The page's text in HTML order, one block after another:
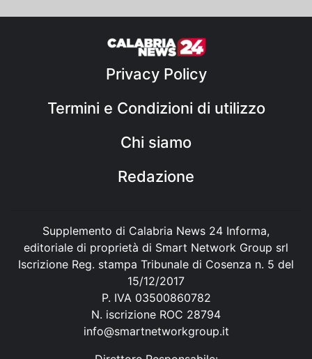
Privacy Policy
Termini e Condizioni di utilizzo
Chi siamo
Redazione
Supplemento di Calabria News 24 Informa,
editoriale di proprietà di Smart Network Group srl
Iscrizione Reg. stampa Tribunale di Cosenza n. 5 del
15/12/2017
P. IVA 03500860782
N. iscrizione ROC 28794
info@smartnetworkgroup.it